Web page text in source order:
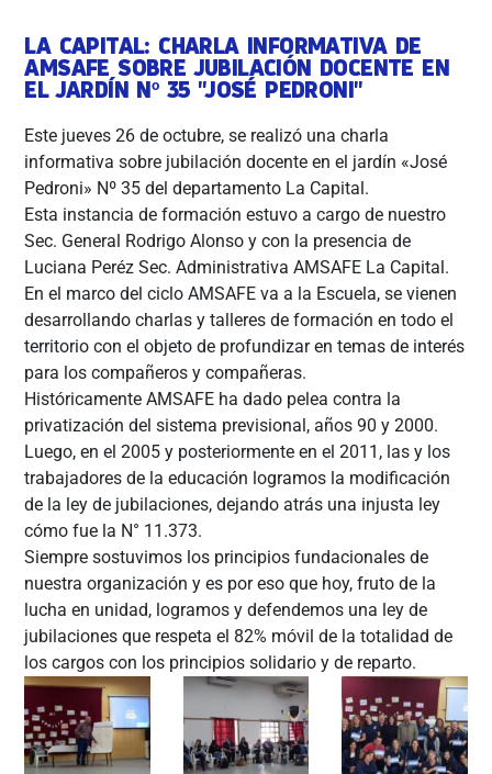
LA CAPITAL: CHARLA INFORMATIVA DE
AMSAFE SOBRE JUBILACIÓN DOCENTE EN
EL JARDÍN Nº 35 "JOSÉ PEDRONI"
Este jueves 26 de octubre, se realizó una charla
informativa sobre jubilación docente en el jardín «José
Pedroni» Nº 35 del departamento La Capital.
Esta instancia de formación estuvo a cargo de nuestro
Sec. General Rodrigo Alonso y con la presencia de
Luciana Peréz Sec. Administrativa AMSAFE La Capital.
En el marco del ciclo AMSAFE va a la Escuela, se vienen
desarrollando charlas y talleres de formación en todo el
territorio con el objeto de profundizar en temas de interés
para los compañeros y compañeras.
Históricamente AMSAFE ha dado pelea contra la
privatización del sistema previsional, años 90 y 2000.
Luego, en el 2005 y posteriormente en el 2011, las y los
trabajadores de la educación logramos la modificación
de la ley de jubilaciones, dejando atrás una injusta ley
cómo fue la N° 11.373.
Siempre sostuvimos los principios fundacionales de
nuestra organización y es por eso que hoy, fruto de la
lucha en unidad, logramos y defendemos una ley de
jubilaciones que respeta el 82% móvil de la totalidad de
los cargos con los principios solidario y de reparto.